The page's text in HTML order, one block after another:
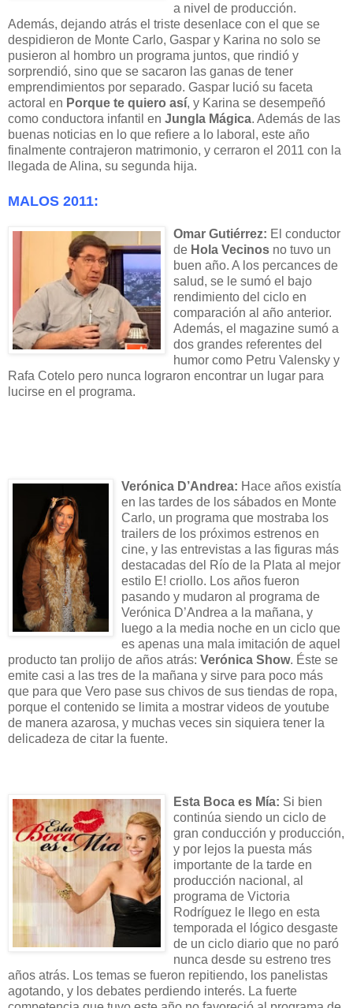
a nivel de producción.
Además, dejando atrás el triste desenlace con el que se
despidieron de Monte Carlo, Gaspar y Karina no solo se
pusieron al hombro un programa juntos, que rindió y
sorprendió, sino que se sacaron las ganas de tener
emprendimientos por separado. Gaspar lució su faceta
actoral en Porque te quiero así, y Karina se desempeñó
como conductora infantil en Jungla Mágica. Además de las
buenas noticias en lo que refiere a lo laboral, este año
finalmente contrajeron matrimonio, y cerraron el 2011 con la
llegada de Alina, su segunda hija.
MALOS 2011:
Omar Gutiérrez: El conductor
de Hola Vecinos no tuvo un
buen año. A los percances de
salud, se le sumó el bajo
rendimiento del ciclo en
comparación al año anterior.
Además, el magazine sumó a
dos grandes referentes del
humor como Petru Valensky y
Rafa Cotelo pero nunca lograron encontrar un lugar para
lucirse en el programa.
Verónica D’Andrea: Hace años existía
en las tardes de los sábados en Monte
Carlo, un programa que mostraba los
trailers de los próximos estrenos en
cine, y las entrevistas a las figuras más
destacadas del Río de la Plata al mejor
estilo E! criollo. Los años fueron
pasando y mudaron al programa de
Verónica D’Andrea a la mañana, y
luego a la media noche en un ciclo que
es apenas una mala imitación de aquel
producto tan prolijo de años atrás: Verónica Show. Éste se
emite casi a las tres de la mañana y sirve para poco más
que para que Vero pase sus chivos de sus tiendas de ropa,
porque el contenido se limita a mostrar videos de youtube
de manera azarosa, y muchas veces sin siquiera tener la
delicadeza de citar la fuente.
Esta Boca es Mía: Si bien
continúa siendo un ciclo de
gran conducción y producción,
y por lejos la puesta más
importante de la tarde en
producción nacional, al
programa de Victoria
Rodríguez le llego en esta
temporada el lógico desgaste
de un ciclo diario que no paró
nunca desde su estreno tres
años atrás. Los temas se fueron repitiendo, los panelistas
agotando, y los debates perdiendo interés. La fuerte